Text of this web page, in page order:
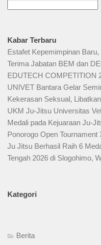
Kabar Terbaru
Estafet Kepemimpinan
Terima Jabatan BEM dan
EDUTECH COMPETITION
UNIVET Bantara Gelar
Kekerasan Seksual,
UKM Ju-Jitsu Universitas
Medali pada Kejuaraan Ju-
Ponorogo Open Tournament
Ju Jitsu Berhasil Raih 6
Tengah 2026 di Slogohimo,
Kategori
Berita